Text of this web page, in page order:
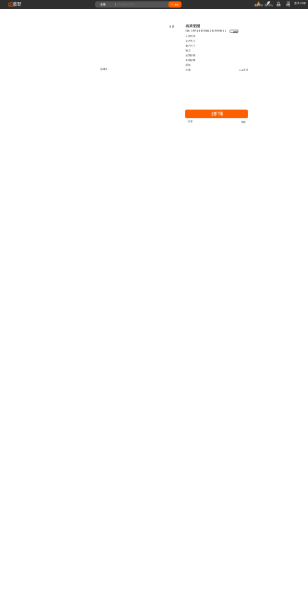
藝墅 全部 搜索 收藏本站 创作中心 收藏 充值
登录 |注册
加载中...
收藏 高清贴图
ID: 1974005966201999362 复制
上传时间
文件大小
图片尺寸
格式
品牌贴图
无缝贴图
授权
价格 0.00艺币
立即下载
分享 举报